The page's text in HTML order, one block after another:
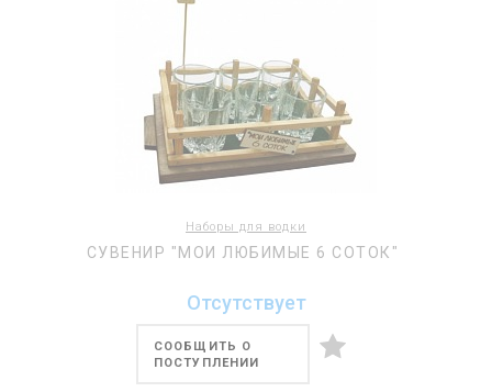
Наборы для водки
СУВЕНИР "МОИ ЛЮБИМЫЕ 6 СОТОК"
Отсутствует
СООБЩИТЬ О
ПОСТУПЛЕНИИ